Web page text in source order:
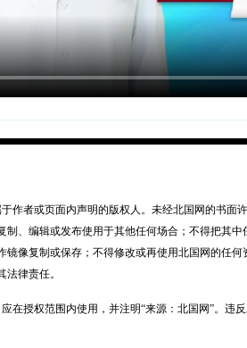
作者或页面内声明的版权人。未经北国网的书面
制、编辑或发布使用于其他任何场合；不得把其
镜像复制或保存；不得修改或再使用北国网的任
律责任。
在授权范围内使用，并注明“来源：北国网”。违